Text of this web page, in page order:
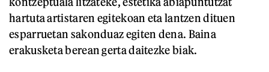
hartuta artistaren egitekoan eta lantzen dituen
esparruetan sakonduaz egiten dena. Baina
erakusketa berean gerta daitezke biak.